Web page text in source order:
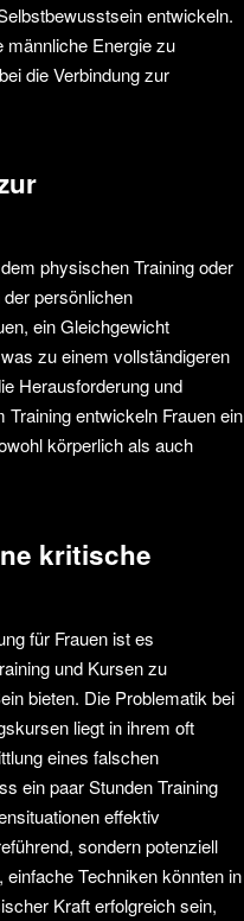
entwickeln.
männliche Energie zu
die Verbindung zur
physischen Training oder
persönlichen
ein Gleichgewicht
zu einem vollständigeren
Herausforderung und
entwickeln Frauen ein
körperlich als auch
kritische
für Frauen ist es
und Kursen zu
bieten. Die Problematik bei
liegt in ihrem oft
eines falschen
ein paar Stunden Training
effektiv
sondern potenziell
Techniken könnten in
Kraft erfolgreich sein,